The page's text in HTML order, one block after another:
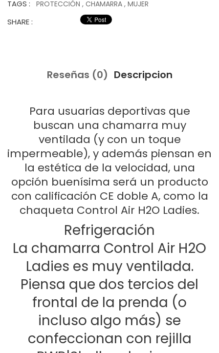
TAGS : PROTECCIÓN , CHAMARRA , MUJER
SHARE :
Reseñas (0) Descripcion
Para usuarias deportivas que
buscan una chamarra muy
ventilada (y con un toque
impermeable), y además piensan en
la estética de la velocidad, una
opción buenísima será un producto
con calificación CE doble A, como la
chaqueta Control Air H2O Ladies.
Refrigeración
La chamarra Control Air H2O
Ladies es muy ventilada.
Piensa que dos tercios del
frontal de la prenda (o
incluso algo más) se
confeccionan con rejilla